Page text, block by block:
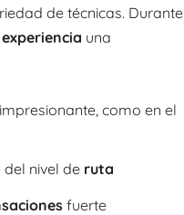
de técnicas. Durante
experiencia una
impresionante, como en el
nivel de ruta
fuerte